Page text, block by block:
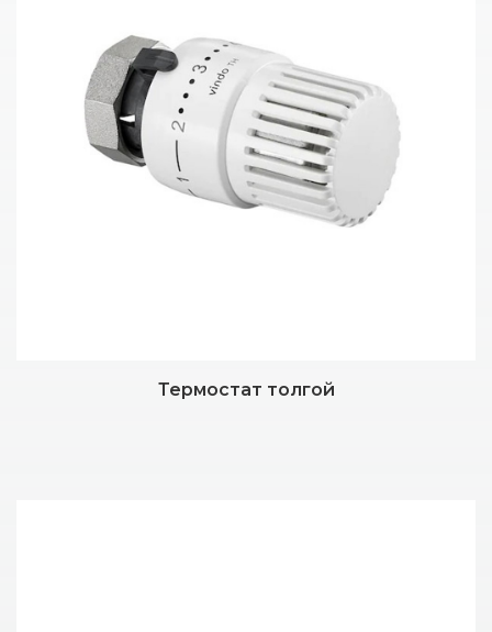
ДэлгэрэнгүйТермостат толгой